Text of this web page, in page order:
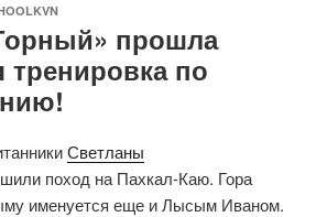
прошла
тренировка по
Светланы
поход на Пахкал-Каю. Гора
именуется еще и Лысым Иваном.